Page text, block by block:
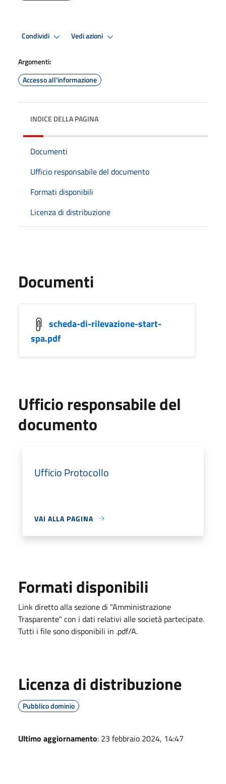
Condividi Vedi azioni
Argomenti:
Accesso all'informazione
INDICE DELLA PAGINA
Documenti
Ufficio responsabile del documento
Formati disponibili
Licenza di distribuzione
Documenti
scheda-di-rilevazione-start-
spa.pdf
Ufficio responsabile del
documento
Ufficio Protocollo
VAI ALLA PAGINA
Formati disponibili
Link diretto alla sezione di "Amministrazione
Trasparente" con i dati relativi alle società partecipate.
Tutti i file sono disponibili in .pdf/A.
Licenza di distribuzione
Pubblico dominio
Ultimo aggiornamento: 23 febbraio 2024, 14:47